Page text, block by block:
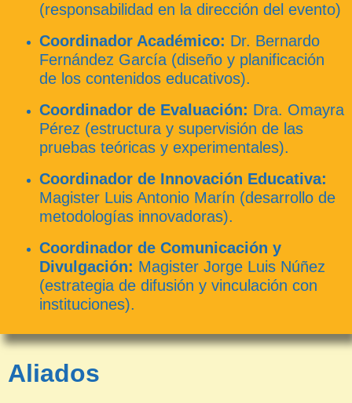
(responsabilidad en la dirección del evento)
Coordinador Académico: Dr. Bernardo
Fernández García (diseño y planificación
de los contenidos educativos).
Coordinador de Evaluación: Dra. Omayra
Pérez (estructura y supervisión de las
pruebas teóricas y experimentales).
Coordinador de Innovación Educativa:
Magister Luis Antonio Marín (desarrollo de
metodologías innovadoras).
Coordinador de Comunicación y
Divulgación: Magister Jorge Luis Núñez
(estrategia de difusión y vinculación con
instituciones).
Aliados